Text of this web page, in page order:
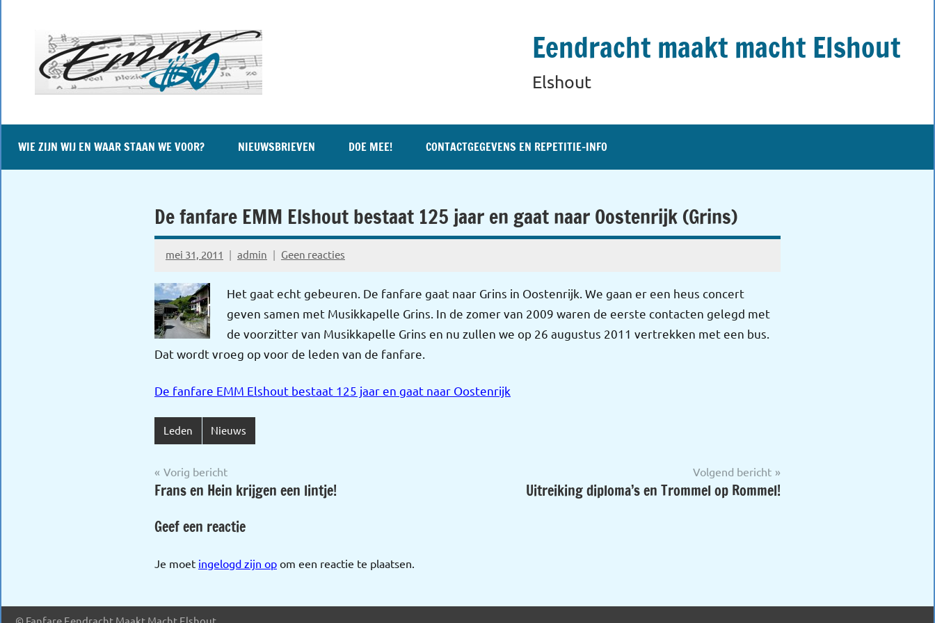
springen
Eendracht maakt macht Elshout
Elshout
WIE ZIJN WIJ EN WAAR STAAN WE VOOR? NIEUWSBRIEVEN DOE MEE! CONTACTGEGEVENS EN REPETITIE-INFO
De fanfare EMM Elshout bestaat 125 jaar en gaat naar Oostenrijk (Grins)
mei 31, 2011 admin Geen reacties
Het gaat echt gebeuren. De fanfare gaat naar Grins in Oostenrijk. We gaan er een heus concert
geven samen met Musikkapelle Grins. In de zomer van 2009 waren de eerste contacten gelegd met
de voorzitter van Musikkapelle Grins en nu zullen we op 26 augustus 2011 vertrekken met een bus.
Dat wordt vroeg op voor de leden van de fanfare.
De fanfare EMM Elshout bestaat 125 jaar en gaat naar Oostenrijk
Leden Nieuws
Bericht
navigatie
Vorig bericht
Frans en Hein krijgen een lintje!
Volgend bericht
Uitreiking diploma’s en Trommel op Rommel!
Geef een reactie
Je moet ingelogd zijn op om een reactie te plaatsen.